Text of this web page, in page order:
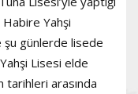
Yahşi
şu günlerde lisede
Lisesi elde
arasında